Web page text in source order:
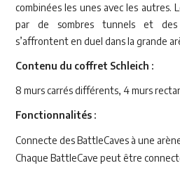
combinées les unes avec les autres.
par de sombres tunnels et des
s’affrontent en duel dans la grande
Contenu du coffret Schleich :
8 murs carrés différents, 4 murs
Fonctionnalités :
Connecte des BattleCaves à une
Chaque BattleCave peut être